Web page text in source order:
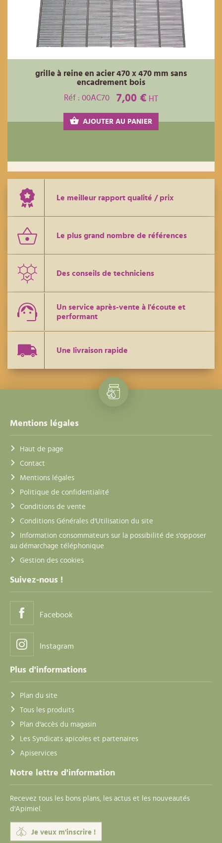
grille à reine en acier 470 x 470 mm sans
encadrement bois
Réf : 00AC70
7,00 € HT
AJOUTER AU PANIER
Le meilleur rapport qualité / prix
Le plus grand nombre de références
Des conseils de techniciens
Un service après-vente à l'écoute et
performant
Une livraison rapide
Mentions légales
Haut de page
Contact
Mentions légales
Politique de confidentialité
Conditions de vente
Conditions Générales d'Utilisation du site
Information consommateurs sur la possibilité de s'opposer
au démarchage téléphonique
Gestion des cookies
Suivez-nous !
Facebook
Instagram
Plus d'informations
Plan du site
Tous les produits
Plan d'accès du magasin
Les Syndicats apicoles et partenaires
Apiservices
Notre lettre d'information
Recevez tous les bons plans, les actus et les nouveautés
d'Apimiel.
Je veux m'inscrire !